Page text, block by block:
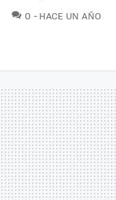
0 COMENTARIOS
HACE UN AÑO